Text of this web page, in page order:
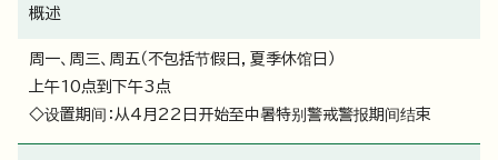
概述
周一、周三、周五（不包括节假日，夏季休馆日）
上午10点到下午3点
◇设置期间：从4月22日开始至中暑特别警戒警报期间结束